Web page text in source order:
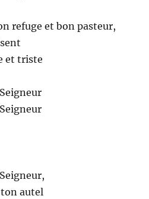
refuge et bon pasteur,
et triste
ton autel